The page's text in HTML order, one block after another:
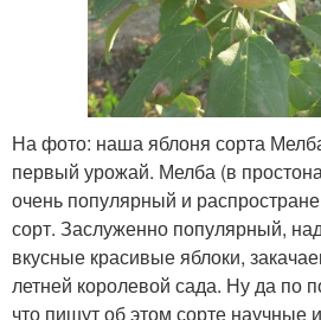
На фото: наша яблоня сорта
первый урожай. Мелба (в
очень популярный и
сорт. Заслуженно популярный,
вкусные красивые яблоки,
летней королевой сада. Ну да по
что пишут об этом сорте научные